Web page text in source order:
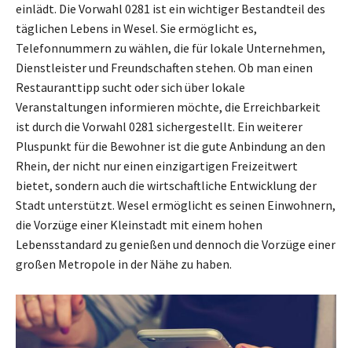
einlädt. Die Vorwahl 0281 ist ein wichtiger Bestandteil des
täglichen Lebens in Wesel. Sie ermöglicht es,
Telefonnummern zu wählen, die für lokale Unternehmen,
Dienstleister und Freundschaften stehen. Ob man einen
Restauranttipp sucht oder sich über lokale
Veranstaltungen informieren möchte, die Erreichbarkeit
ist durch die Vorwahl 0281 sichergestellt. Ein weiterer
Pluspunkt für die Bewohner ist die gute Anbindung an den
Rhein, der nicht nur einen einzigartigen Freizeitwert
bietet, sondern auch die wirtschaftliche Entwicklung der
Stadt unterstützt. Wesel ermöglicht es seinen Einwohnern,
die Vorzüge einer Kleinstadt mit einem hohen
Lebensstandard zu genießen und dennoch die Vorzüge einer
großen Metropole in der Nähe zu haben.